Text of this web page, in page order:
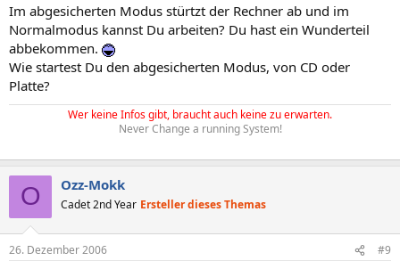
Im abgesicherten Modus stürtzt der Rechner ab und im
Normalmodus kannst Du arbeiten? Du hast ein Wunderteil
abbekommen.
Wie startest Du den abgesicherten Modus, von CD oder
Platte?
Wer keine Infos gibt, braucht auch keine zu erwarten.
Never Change a running System!
O Ozz-Mokk
Cadet 2nd Year Ersteller dieses Themas
26. Dezember 2006 #9